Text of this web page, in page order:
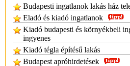
Budapesti ingatlanok lakás ház
Eladó és kiadó ingatlanok
Kiadó budapesti és környékbeli
ingyenes
Kiadó tégla építésű lakás
Budapest apróhirdetések